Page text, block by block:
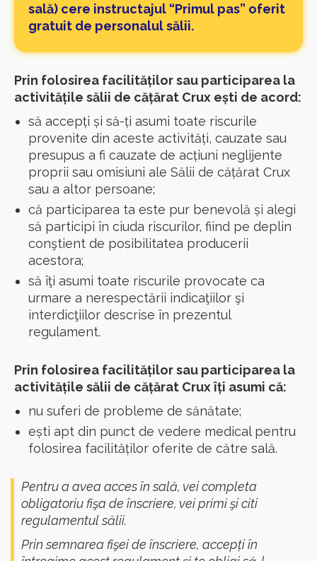
sală) cere instructajul “Primul pas” oferit
gratuit de personalul sălii.
Prin folosirea facilităților sau participarea la
activitățile sălii de cățărat Crux ești de acord:
să accepți și să-ți asumi toate riscurile
provenite din aceste activități, cauzate sau
presupus a fi cauzate de acțiuni neglijente
proprii sau omisiuni ale Sălii de cățărat Crux
sau a altor persoane;
că participarea ta este pur benevolă și alegi
să participi în ciuda riscurilor, fiind pe deplin
conştient de posibilitatea producerii
acestora;
să îţi asumi toate riscurile provocate ca
urmare a nerespectării indicaţiilor şi
interdicţiilor descrise în prezentul
regulament.
Prin folosirea facilităților sau participarea la
activitățile sălii de cățărat Crux îți asumi că:
nu suferi de probleme de sănătate;
ești apt din punct de vedere medical pentru
folosirea facilităților oferite de către sală.
Pentru a avea acces în sală, vei completa
obligatoriu fişa de înscriere, vei primi şi citi
regulamentul sălii.
Prin semnarea fişei de înscriere, accepți în